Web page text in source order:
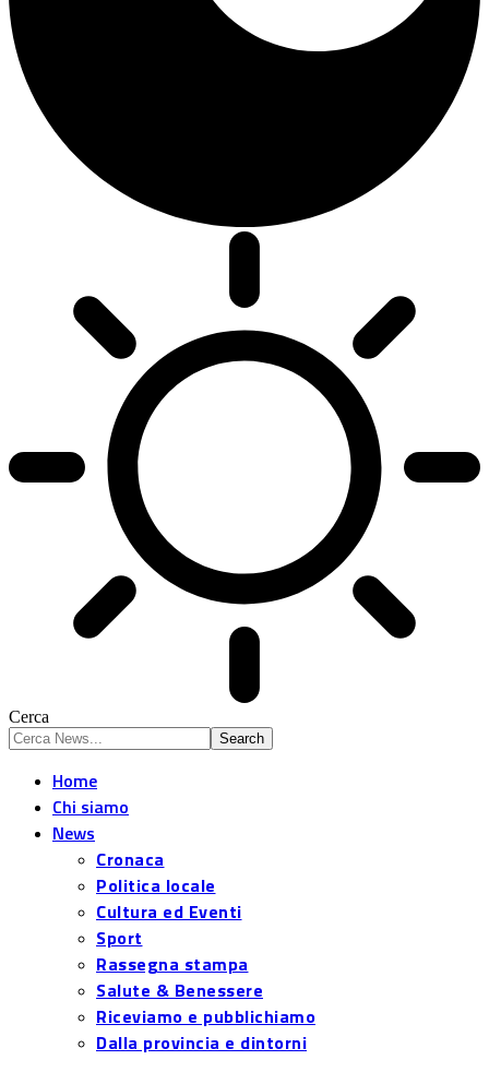
Cerca
Home
Chi siamo
News
Cronaca
Politica locale
Cultura ed Eventi
Sport
Rassegna stampa
Salute & Benessere
Riceviamo e pubblichiamo
Dalla provincia e dintorni